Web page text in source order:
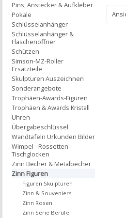
Pins, Anstecker & Aufkleber
Pokale
Schlüsselanhänger
Schlüsselanhänger &
Flaschenöffner
Schützen
Simson-MZ-Roller
Ersatzteile
Skulpturen Auszeichnen
Sonderangebote
Trophäen-Awards-Figuren
Trophäen & Awards Kristall
Uhren
Übergabeschlüssel
Wandtafeln Urkunden Bilder
Wimpel - Rossetten -
Tischglocken
Zinn Becher & Metalbecher
Zinn Figuren
Figuren Skulpturen
Zinn & Souveniers
Zinn Rosen
Zinn Serie Berufe